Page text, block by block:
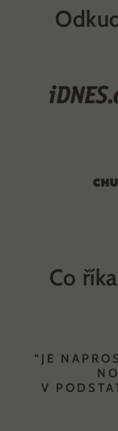
Zmiňuje
kvalitní
Odkazuje na
doma v
poskytuje
Popisuje, jak
Co
“JE
V